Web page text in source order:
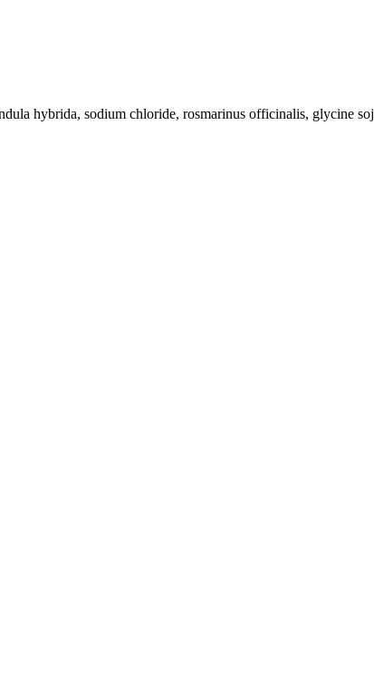
hybrida, sodium chloride, rosmarinus officinalis, glycine